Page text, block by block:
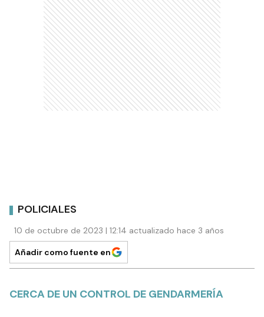
POLICIALES
10 de octubre de 2023 | 12:14 actualizado hace 3 años
Añadir como fuente en
CERCA DE UN CONTROL DE GENDARMERÍA